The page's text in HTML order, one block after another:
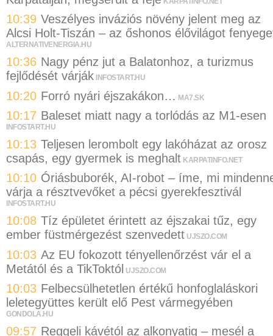
10:39 Veszélyes inváziós növény jelent meg az
Alcsi Holt-Tiszán – az őshonos élővilágot
ALTERNATIVENERGIA.HU
10:36 Nagy pénz jut a Balatonhoz, a turizmus
fejlődését várják INFOSTART.HU
10:20 Forró nyári éjszakákon… MA7.SK
10:17 Baleset miatt nagy a torlódás az M1-esen
INFOSTART.HU
10:13 Teljesen lerombolt egy lakóházat az orosz
csapás, egy gyermek is meghalt KARPATINFO.NET
10:10 Óriásbuborék, AI-robot – íme, mi
várja a résztvevőket a pécsi gyerekfesztivál
INFOSTART.HU
10:08 Tíz épületet érintett az éjszakai tűz, egy
ember füstmérgezést szenvedett UJSZO.COM
10:03 Az EU fokozott tényellenőrzést vár el a
Metától és a TikToktól UJSZO.COM
10:03 Felbecsülhetetlen értékű honfoglaláskori
leletegyüttes került elő Pest vármegyében
GONDOLA.HU
09:57 Reggeli kávétól az alkonyatig – mesél a